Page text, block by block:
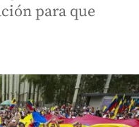
para que